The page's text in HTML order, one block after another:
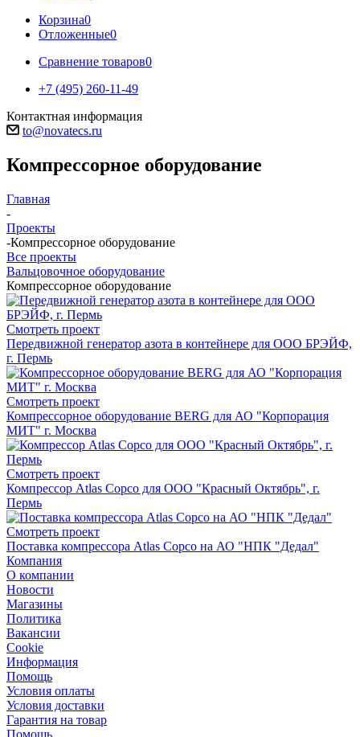
Корзина0
Отложенные0
Сравнение товаров0
+7 (495) 260-11-49
Контактная информация
to@novatecs.ru
Компрессорное оборудование
Главная
-
Проекты
-Компрессорное оборудование
Все проекты
Вальцовочное оборудование
Компрессорное оборудование
Смотреть проект
Передвижной генератор азота в контейнере для ООО БРЭЙФ,
г. Пермь
Смотреть проект
Компрессорное оборудование BERG для АО "Корпорация
МИТ" г. Москва
Смотреть проект
Компрессор Atlas Copco для ООО "Красный Октябрь", г.
Пермь
Смотреть проект
Поставка компрессора Atlas Copco на АО "НПК "Дедал"
Компания
О компании
Новости
Магазины
Политика
Вакансии
Сookie
Информация
Помощь
Условия оплаты
Условия доставки
Гарантия на товар
Помощь